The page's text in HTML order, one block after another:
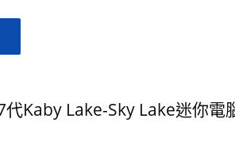
Kaby Lake-Sky Lake迷你電